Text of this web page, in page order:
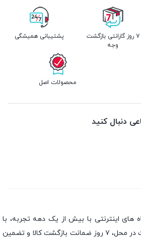
۷ روز گارانتی بازگشت
وجه
پشتیبانی همیشگی
محصولات اصل
دنبال کنید
های اینترنتی با بیش از یک دهه تجربه، با
پایبندی به سه اصل، پرداخت در محل، ۷ روز ضمانت بازگشت کالا و تضمین